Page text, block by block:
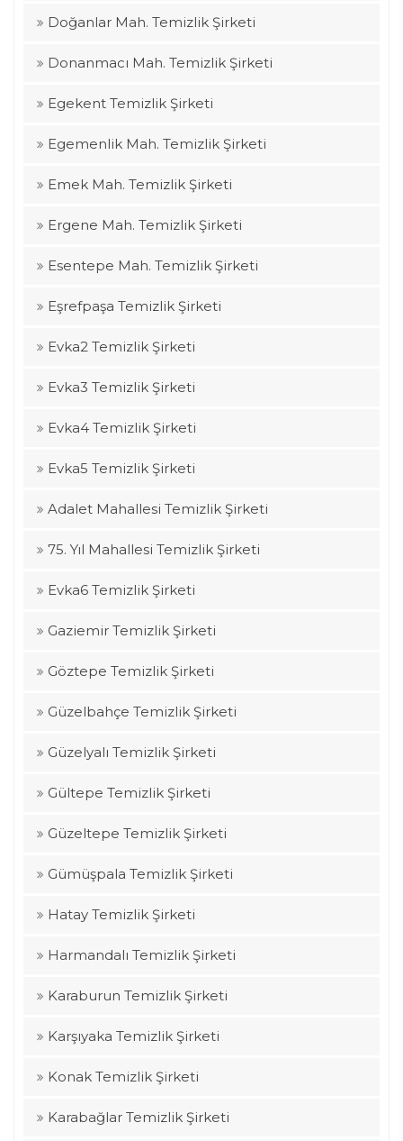
Doğanlar Mah. Temizlik Şirketi
Donanmacı Mah. Temizlik Şirketi
Egekent Temizlik Şirketi
Egemenlik Mah. Temizlik Şirketi
Emek Mah. Temizlik Şirketi
Ergene Mah. Temizlik Şirketi
Esentepe Mah. Temizlik Şirketi
Eşrefpaşa Temizlik Şirketi
Evka2 Temizlik Şirketi
Evka3 Temizlik Şirketi
Evka4 Temizlik Şirketi
Evka5 Temizlik Şirketi
Adalet Mahallesi Temizlik Şirketi
75. Yıl Mahallesi Temizlik Şirketi
Evka6 Temizlik Şirketi
Gaziemir Temizlik Şirketi
Göztepe Temizlik Şirketi
Güzelbahçe Temizlik Şirketi
Güzelyalı Temizlik Şirketi
Gültepe Temizlik Şirketi
Güzeltepe Temizlik Şirketi
Gümüşpala Temizlik Şirketi
Hatay Temizlik Şirketi
Harmandalı Temizlik Şirketi
Karaburun Temizlik Şirketi
Karşıyaka Temizlik Şirketi
Konak Temizlik Şirketi
Karabağlar Temizlik Şirketi